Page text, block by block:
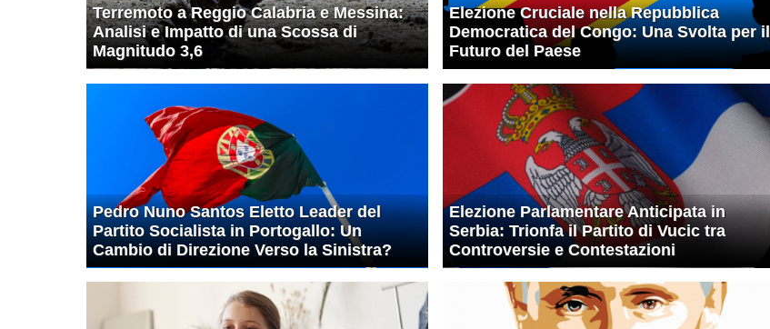
Terremoto a Reggio Calabria e Messina:
Analisi e Impatto di una Scossa di
Magnitudo 3,6
Elezione Cruciale nella Repubblica
Democratica del Congo: Una Svolta per il
Futuro del Paese
Pedro Nuno Santos Eletto Leader del
Partito Socialista in Portogallo: Un
Cambio di Direzione Verso la Sinistra?
Elezione Parlamentare Anticipata in
Serbia: Trionfa il Partito di Vucic tra
Controversie e Contestazioni